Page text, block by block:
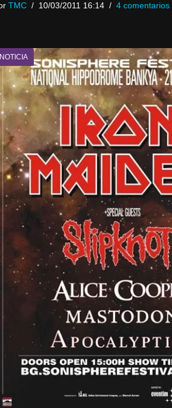
TMC 10/03/2011 16:14 4 comentarios
NOTICIA